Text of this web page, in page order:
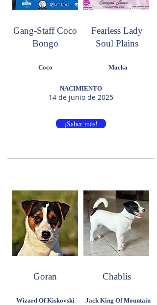
Gang-Staff Coco
Bongo
Fearless Lady
Soul Plains
Coco Macka
NACIMIENTO
14 de junio de 2025
¡Saber más!
Goran Chablis
Wizard Of Kiskovski
Jack King Of Mountain